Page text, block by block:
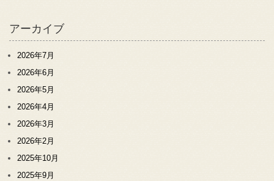
アーカイブ
2026年7月
2026年6月
2026年5月
2026年4月
2026年3月
2026年2月
2025年10月
2025年9月